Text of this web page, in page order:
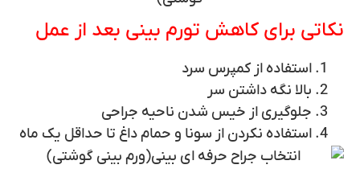
نکاتی برای کاهش تورم بینی بعد از عمل
استفاده از کمپرس سرد
بالا نگه داشتن سر
جلوگیری از خیس شدن ناحیه جراحی
استفاده نکردن از سونا و حمام داغ تا حداقل یک ماه